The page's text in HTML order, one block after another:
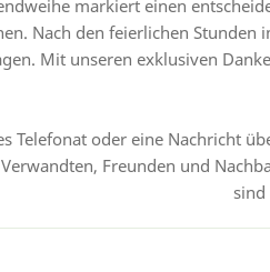
markiert einen
Nach den feierlichen
Mit unseren exklusiven
Telefonat oder eine Nachricht
Freunden und